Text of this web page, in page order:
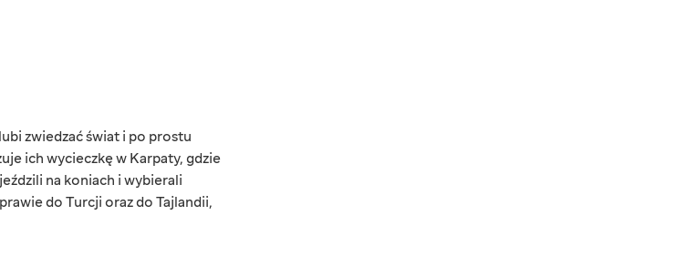
zwiedzać świat i po prostu
ich wycieczkę w Karpaty, gdzie
na koniach i wybierali
do Turcji oraz do Tajlandii,